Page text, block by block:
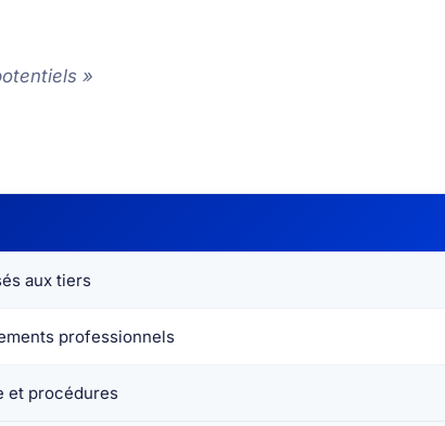
»
aux tiers
professionnels
et procédures